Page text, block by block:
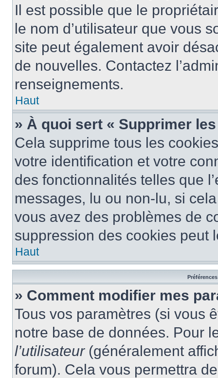
Il est possible que le
le nom d’utilisateur que vous
site peut également avoir
de nouvelles. Contactez
renseignements.
Haut
» À quoi sert « Supprimer
Cela supprime tous les
votre identification et votre
des fonctionnalités telles que
messages, lu ou non-lu, si
vous avez des problèmes de
suppression des cookies peut
Haut
» Comment modifier mes
Tous vos paramètres (si vous
notre base de données. Pour
l’utilisateur(généralement
forum). Cela vous permettra